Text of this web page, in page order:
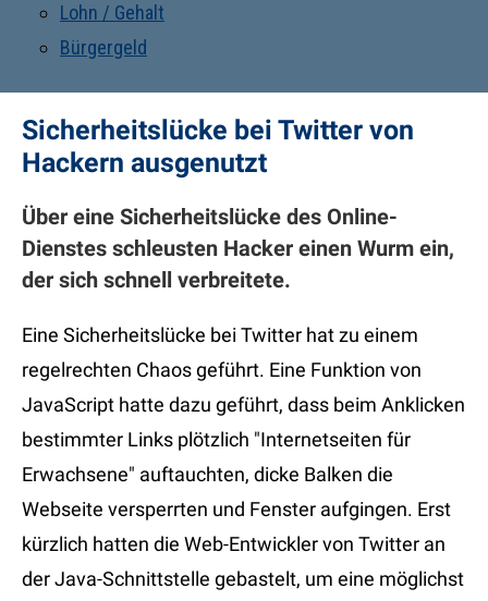
Lohn / Gehalt
Bürgergeld
Sicherheitslücke bei Twitter von
Hackern ausgenutzt
Über eine Sicherheitslücke des Online-
Dienstes schleusten Hacker einen Wurm ein,
der sich schnell verbreitete.
Eine Sicherheitslücke bei Twitter hat zu einem
regelrechten Chaos geführt. Eine Funktion von
JavaScript hatte dazu geführt, dass beim Anklicken
bestimmter Links plötzlich "Internetseiten für
Erwachsene" auftauchten, dicke Balken die
Webseite versperrten und Fenster aufgingen. Erst
kürzlich hatten die Web-Entwickler von Twitter an
der Java-Schnittstelle gebastelt, um eine möglichst